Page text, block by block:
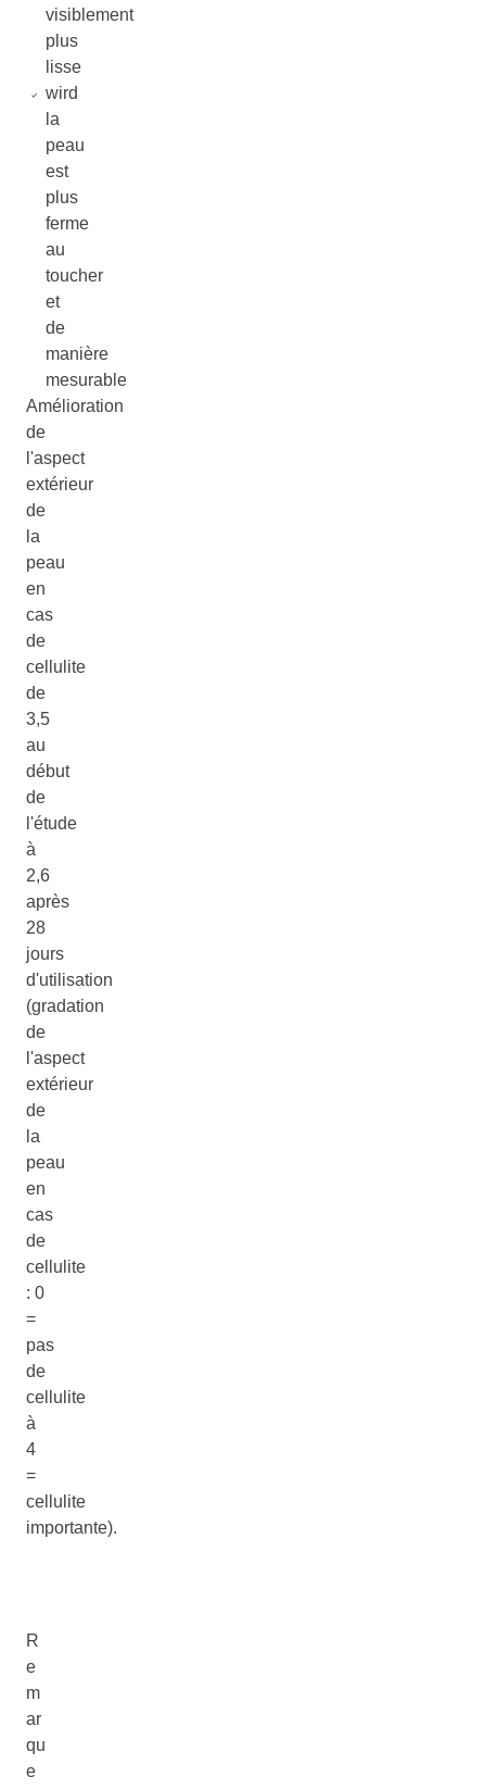
visiblement
plus
lisse
wird
la
peau
est
plus
ferme
au
toucher
et
de
manière
mesurable
Amélioration
de
l'aspect
extérieur
de
la
peau
en
cas
de
cellulite
de
3,5
au
début
de
l'étude
à
2,6
après
28
jours
d'utilisation
(gradation
de
l'aspect
extérieur
de
la
peau
en
cas
de
cellulite
: 0
=
pas
de
cellulite
à
4
=
cellulite
importante).
R
e
m
ar
qu
e